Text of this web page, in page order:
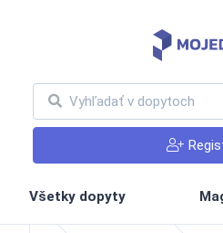
Všetky dopyty